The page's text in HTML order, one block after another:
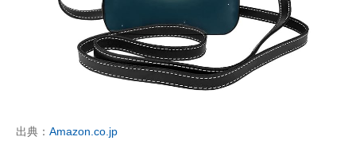
出典： Amazon.co.jp